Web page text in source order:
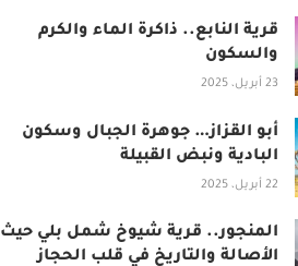
قرية النابع.. ذاكرة الماء والكرم
والسكون
23 أبريل، 2025
أبو القزاز… جوهرة الجبال وسكون
البادية ونبض القبيلة
22 أبريل، 2025
المنجور.. قرية شيوخ شمل بلي حيث
الأصالة والتاريخ في قلب الحجاز